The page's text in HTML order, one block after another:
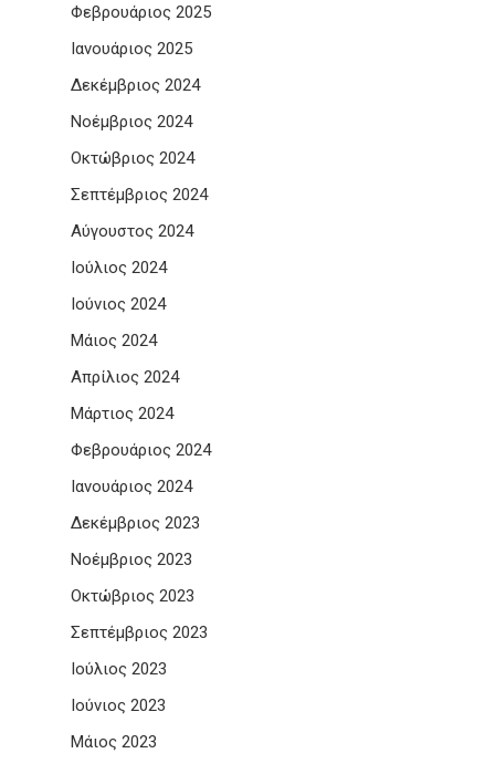
Φεβρουάριος 2025
Ιανουάριος 2025
Δεκέμβριος 2024
Νοέμβριος 2024
Οκτώβριος 2024
Σεπτέμβριος 2024
Αύγουστος 2024
Ιούλιος 2024
Ιούνιος 2024
Μάιος 2024
Απρίλιος 2024
Μάρτιος 2024
Φεβρουάριος 2024
Ιανουάριος 2024
Δεκέμβριος 2023
Νοέμβριος 2023
Οκτώβριος 2023
Σεπτέμβριος 2023
Ιούλιος 2023
Ιούνιος 2023
Μάιος 2023